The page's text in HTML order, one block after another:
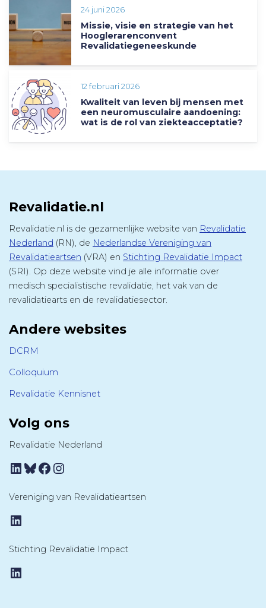
24 juni 2026
Missie, visie en strategie van het
Hooglerarenconvent
Revalidatiegeneeskunde
12 februari 2026
Kwaliteit van leven bij mensen met
een neuromusculaire aandoening:
wat is de rol van ziekteacceptatie?
Revalidatie.nl
Revalidatie.nl is de gezamenlijke website van Revalidatie
Nederland (RN), de Nederlandse Vereniging van
Revalidatieartsen (VRA) en Stichting Revalidatie Impact
(SRI). Op deze website vind je alle informatie over
medisch specialistische revalidatie, het vak van de
revalidatiearts en de revalidatiesector.
Andere websites
DCRM
Colloquium
Revalidatie Kennisnet
Volg ons
Revalidatie Nederland
LinkedIn
Bluesky
Facebook
Instagram
Vereniging van Revalidatieartsen
LinkedIn
Stichting Revalidatie Impact
LinkedIn